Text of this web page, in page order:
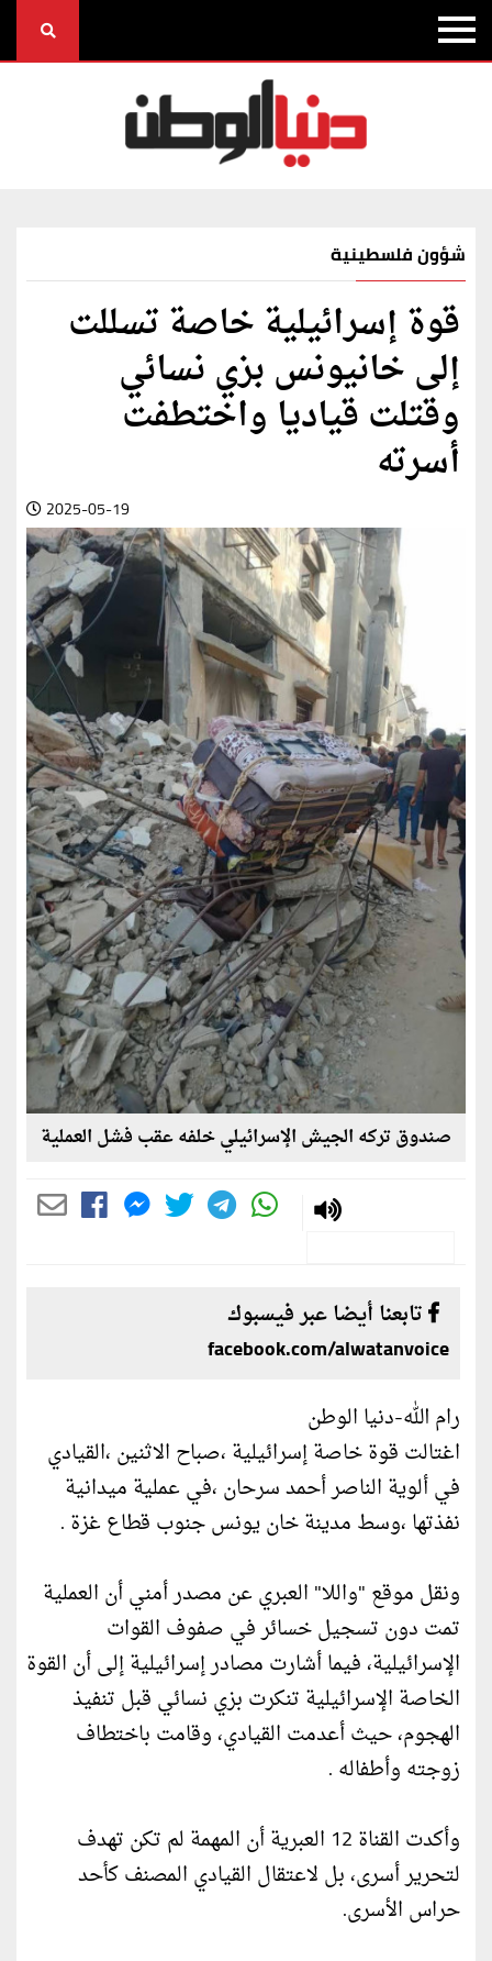
شؤون فلسطينية
قوة إسرائيلية خاصة تسللت
إلى خانيونس بزي نسائي
وقتلت قياديا واختطفت
أسرته
2025-05-19
صندوق تركه الجيش الإسرائيلي خلفه عقب فشل العملية
تابعنا أيضا عبر فيسبوك
facebook.com/alwatanvoice
رام الله-دنيا الوطن
اغتالت قوة خاصة إسرائيلية ،صباح الاثنين ،القيادي
في ألوية الناصر أحمد سرحان ،في عملية ميدانية
نفذتها ،وسط مدينة خان يونس جنوب قطاع غزة .
ونقل موقع "واللا" العبري عن مصدر أمني أن العملية
تمت دون تسجيل خسائر في صفوف القوات
الإسرائيلية، فيما أشارت مصادر إسرائيلية إلى أن القوة
الخاصة الإسرائيلية تنكرت بزي نسائي قبل تنفيذ
الهجوم، حيث أعدمت القيادي، وقامت باختطاف
زوجته وأطفاله .
وأكدت القناة 12 العبرية أن المهمة لم تكن تهدف
لتحرير أسرى، بل لاعتقال القيادي المصنف كأحد
حراس الأسرى.